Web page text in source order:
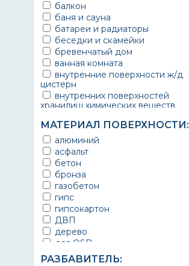
балкон
баня и сауна
батареи и радиаторы
беседки и скамейки
бревенчатый дом
ванная комната
внутренние поверхности ж/д
цистерн
внутренних поверхностей
хранилищ химических веществ
ворота
выхлопные системы
автомобилей
газопроводы
гараж
гидротехнические сооружения
городской транспорт
грузовые вагоны
двери металлические
детали двигателей
детали машин
для автомобилей
МАТЕРИАЛ ПОВЕРХНОСТИ:
алюминий
асфальт
бетон
бронза
газобетон
гипс
гипсокартон
ДВП
дерево
для OSB
для бетона
РАЗБАВИТЕЛЬ: